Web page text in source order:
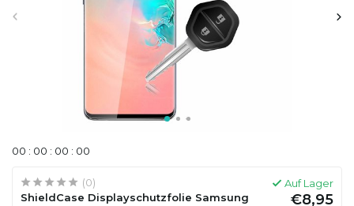
00 : 00 : 00 : 00
(0)
ShieldCase Displayschutzfolie Samsung
Auf Lager
€8,95